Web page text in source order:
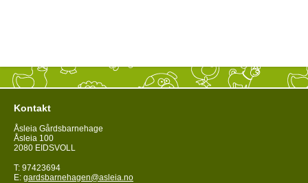
Kontakt
Åsleia Gårdsbarnehage
Åsleia 100
2080 EIDSVOLL
T: 97423694
E: gardsbarnehagen@asleia.no